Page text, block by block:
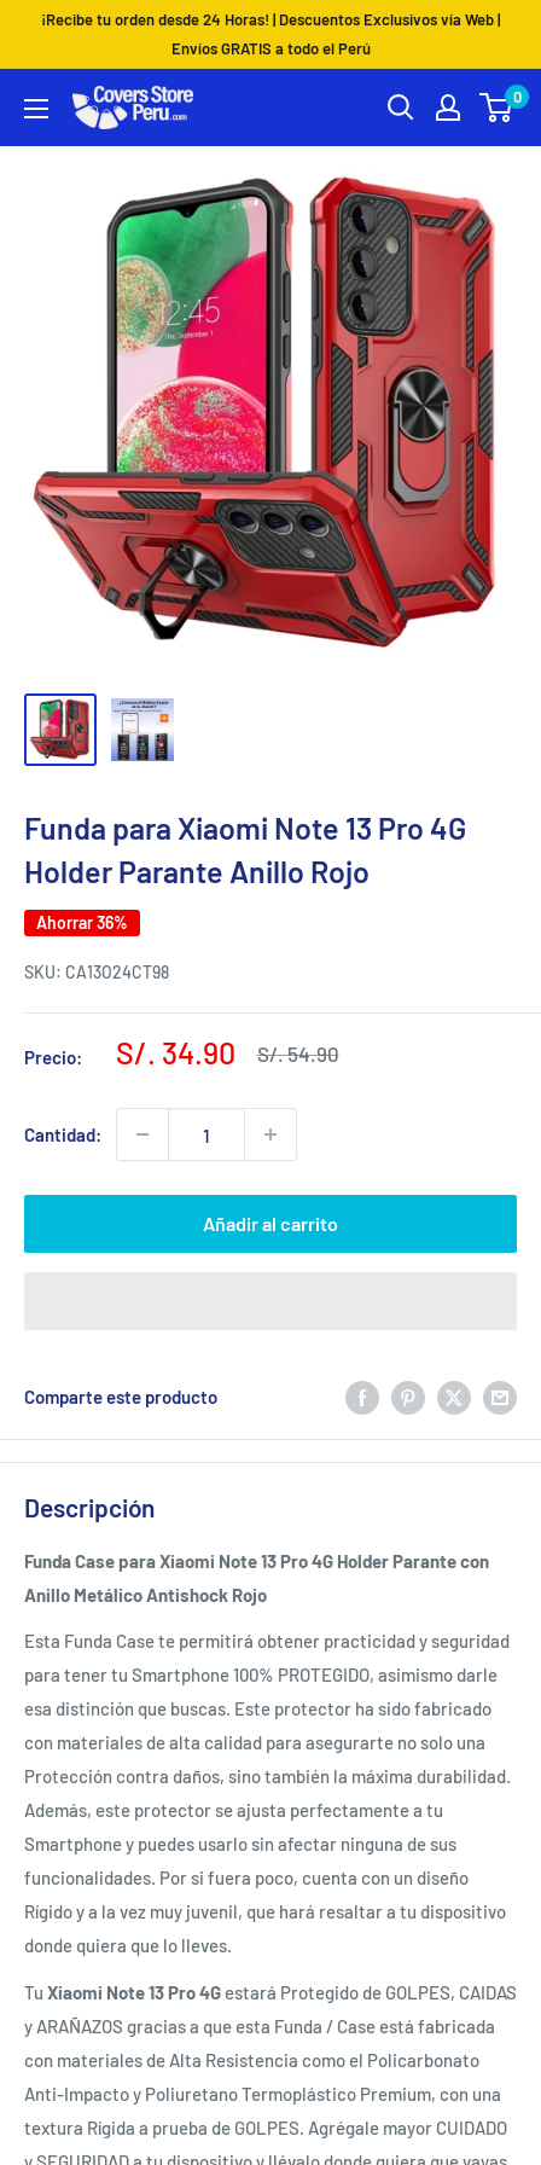
contenido
¡Recibe tu orden desde 24 Horas! | Descuentos Exclusivos vía Web |
Envíos GRATIS a todo el Perú
Coversstoreperu.Com 0
Funda para Xiaomi Note 13 Pro 4G
Holder Parante Anillo Rojo
Ahorrar 36%
SKU: CA13O24CT98
Precio:
Precio
venta
S/. 34.90
Precio
S/. 54.90
Cantidad:
Añadir al carrito
Comparte este producto
Descripción
Funda Case para Xiaomi Note 13 Pro 4G Holder Parante con
Anillo Metálico Antishock Rojo
Esta Funda Case te permitirá obtener practicidad y seguridad
para tener tu Smartphone 100% PROTEGIDO, asimismo darle
esa distinción que buscas. Este protector ha sido fabricado
con materiales de alta calidad para asegurarte no solo una
Protección contra daños, sino también la máxima durabilidad.
Además, este protector se ajusta perfectamente a tu
Smartphone y puedes usarlo sin afectar ninguna de sus
funcionalidades. Por si fuera poco, cuenta con un diseño
Rígido y a la vez muy juvenil, que hará resaltar a tu dispositivo
donde quiera que lo lleves.
Tu Xiaomi Note 13 Pro 4G estará Protegido de GOLPES, CAIDAS
y ARAÑAZOS gracias a que esta Funda / Case está fabricada
con materiales de Alta Resistencia como el Policarbonato
Anti-Impacto y Poliuretano Termoplástico Premium, con una
textura Rígida a prueba de GOLPES. Agrégale mayor CUIDADO